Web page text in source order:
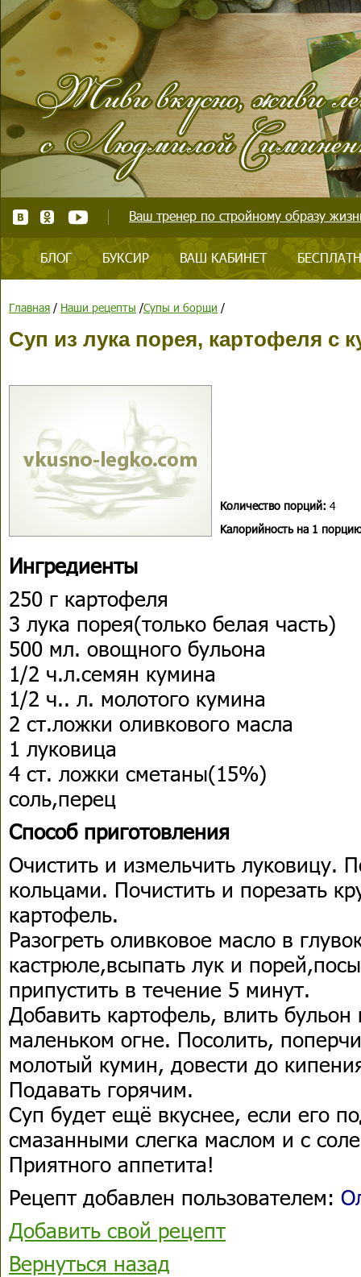
Ваш тренер по стройному образу
БЛОГ БУКСИР ВАШ КАБИНЕТ
Главная / Наши рецепты /Супы и борщи /
Суп из лука порея, картофеля с
Количество порций: 4
Kалорийность на 1
Ингредиенты
250 г картофеля
3 лука порея(только белая часть)
500 мл. овощного бульона
1/2 ч.л.семян кумина
1/2 ч.. л. молотого кумина
2 ст.ложки оливкового масла
1 луковица
4 ст. ложки сметаны(15%)
соль,перец
Способ приготовления
Очистить и измельчить луковицу.
кольцами. Почистить и порезать
картофель.
Разогреть оливковое масло в
кастрюле,всыпать лук и
припустить в течение 5 минут.
Добавить картофель, влить
маленьком огне. Посолить,
молотый кумин, довести до
Подавать горячим.
Суп будет ещё вкуснее, если его
смазанными слегка маслом и с
Приятного аппетита!
Рецепт добавлен пользователем:
Добавить свой рецепт
Вернуться назад